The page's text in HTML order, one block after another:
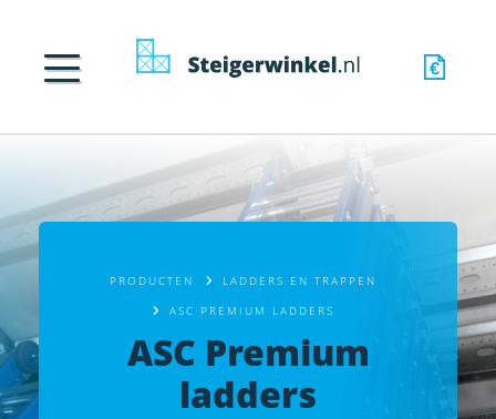
PRODUCTEN LADDERS EN TRAPPEN
ASC PREMIUM LADDERS
ASC Premium
ladders